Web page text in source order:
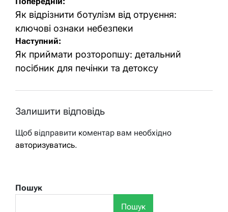
записів
Як відрізнити ботулізм від отруєння:
ключові ознаки небезпеки
Наступний:
Як приймати розторопшу: детальний
посібник для печінки та детоксу
Залишити відповідь
Щоб відправити коментар вам необхідно
авторизуватись.
Пошук
Пошук